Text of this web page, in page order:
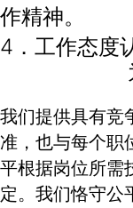
作精神。
4．工作态度
我们提供具有竞
准，也与每个职
平根据岗位所需
定。我们恪守公